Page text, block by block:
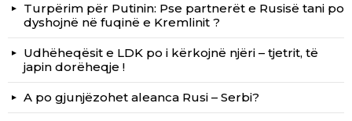
Turpërim për Putinin: Pse partnerët e Rusisë tani po
dyshojnë në fuqinë e Kremlinit ?
Udhëheqësit e LDK po i kërkojnë njëri – tjetrit, të
japin dorëheqje !
A po gjunjëzohet aleanca Rusi – Serbi?